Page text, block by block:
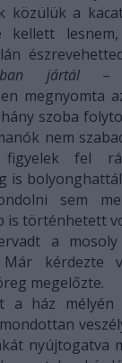
közülük a
kellett
jártál–
megnyomta
szoba
nem
fel
is
sem
is történhetett
a
kérdezte
megelőzte.
a ház mélyén
nyújtogatva